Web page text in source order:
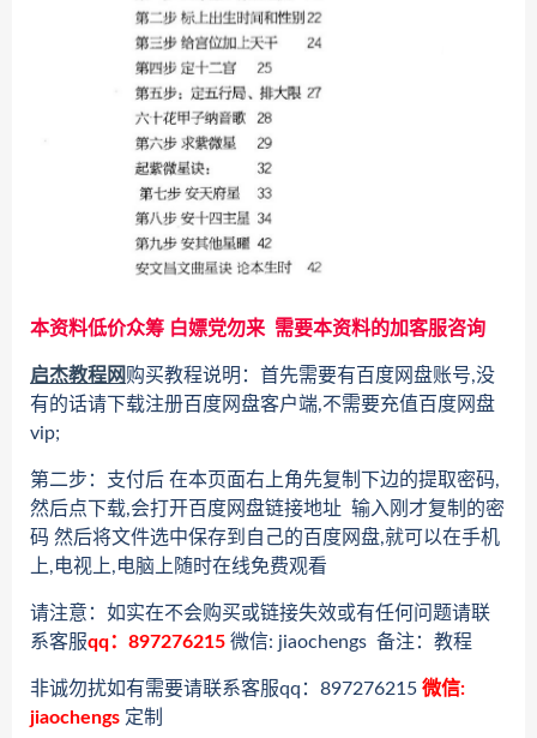
本资料低价众筹 白嫖党勿来 需要本资料的加客服咨询
启杰教程网购买教程说明：首先需要有百度网盘账号,没
有的话请下载注册百度网盘客户端,不需要充值百度网盘
vip;
第二步：支付后 在本页面右上角先复制下边的提取密码,
然后点下载,会打开百度网盘链接地址 输入刚才复制的密
码 然后将文件选中保存到自己的百度网盘,就可以在手机
上,电视上,电脑上随时在线免费观看
请注意：如实在不会购买或链接失效或有任何问题请联
系客服qq：897276215 微信: jiaochengs 备注：教程
非诚勿扰如有需要请联系客服qq：897276215 微信:
jiaochengs 定制